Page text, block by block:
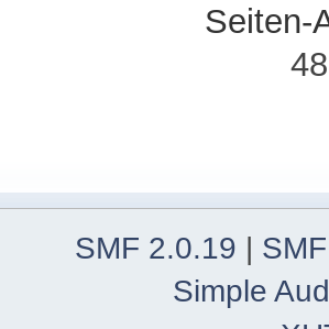
Seiten-
SMF 2.0.19 |
Simple